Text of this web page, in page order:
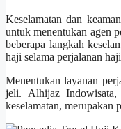
Keselamatan dan
untuk menentukan agen
beberapa langkah
haji selama perjalanan
Menentukan layanan
jeli. Alhijaz Indowisata,
keselamatan, merupakan